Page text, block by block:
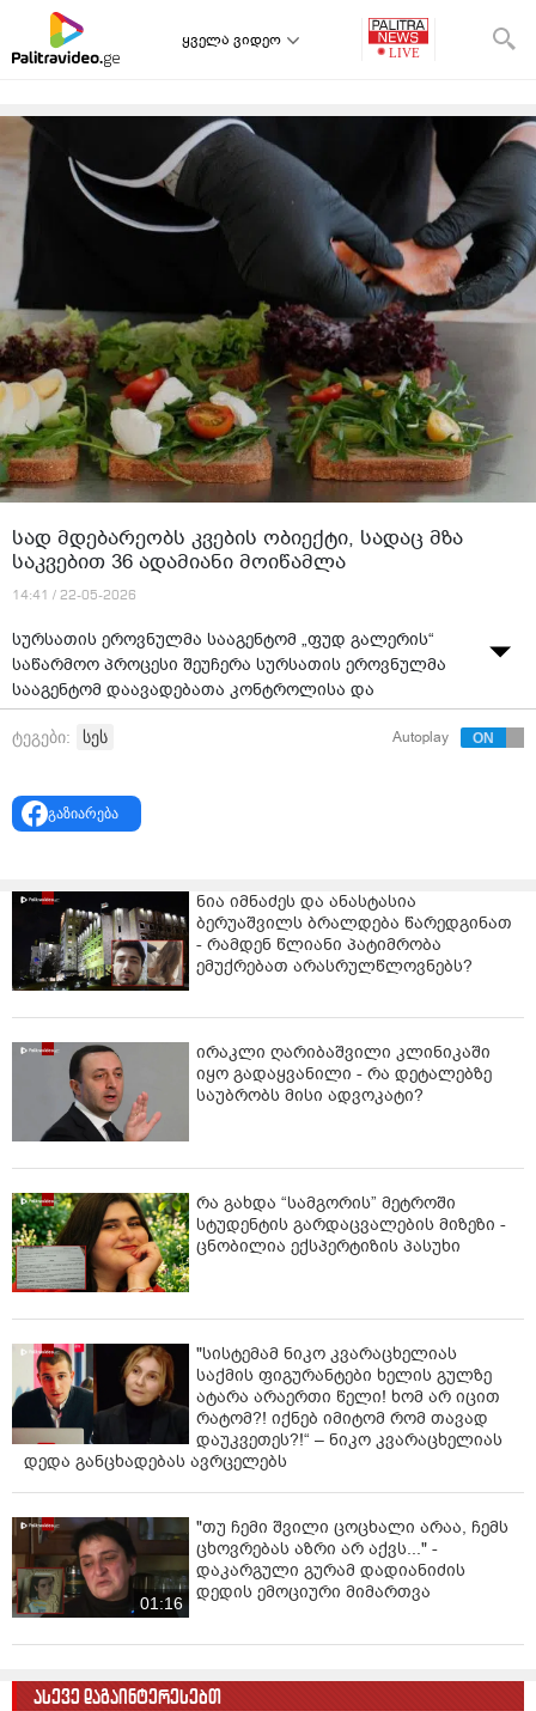
ყველა ვიდეო
სად მდებარეობს კვების ობიექტი, სადაც მზა
საკვებით 36 ადამიანი მოიწამლა
14:41 / 22-05-2026
სურსათის ეროვნულმა სააგენტომ „ფუდ გალერის“
საწარმოო პროცესი შეუჩერა სურსათის ეროვნულმა
სააგენტომ დაავადებათა კონტროლისა და
საზოგადოებრივი ჯანმრთელობის ეროვნული
ცენტრიდან მიიღო შეტყობინება 36 ადამიანის
ინფორმაციის მიღებისთანავე, სააგენტომ დაიწყო
მოკვლევა - არაგეგმური სახელმწიფო კონტროლი
ქუთაისი, თავისუფლების 106, საიდანაც
მოქალაქეებმა მიწოდების
სერვისით შეიძინეს ე. წ. დიეტური კვების მენიუ,
კოქტეილი ქათმით და ტირამისუ). ინსპექტირებისას
გამოვლინდა კრიტიკული შეუსაბამობები, რის გამოც
ბიზნესოპერატორს
შეუჩერდა საწარმოო პროცესი და დაჯარიმდა
კანონმდებლობის შესაბამისად; გაიცა დამატებითი
მითითებები რეცხვა-დეზინფექციის,
აღჭურვილობებისა და პერსონალის
ლაბორატორიული კვლევის ჩატარების შესახებ.
მიკრობიოლოგიურ მაჩვენებლებზე გამოსაკვლევად
აღებულია შემდეგი სურსათის ნიმუშები: ბრინჯი
ქათმის ხორცით (ე.წ. უზბეკური ფლოვი), კვერცხი
(ომლეტი) სოკოთი, ბოსტნეულის სალათის კოქტეილი
ქათმის ხორცით, ტირამისუ და ქათმის ხორცი.
ლაბორატორიული კვლევის შედეგებს სურსათის
ეროვნული სააგენტო
მიღებისთანავე გაასაჯაროებს.
ტეგები: სეს Autoplay
გაზიარება
ნია იმნაძეს და ანასტასია
ბერუაშვილს ბრალდება წარედგინათ
- რამდენ წლიანი პატიმრობა
ემუქრებათ არასრულწლოვნებს?
ირაკლი ღარიბაშვილი კლინიკაში
იყო გადაყვანილი - რა დეტალებზე
საუბრობს მისი ადვოკატი?
რა გახდა “სამგორის” მეტროში
სტუდენტის გარდაცვალების მიზეზი -
ცნობილია ექსპერტიზის პასუხი
"სისტემამ ნიკო კვარაცხელიას
საქმის ფიგურანტები ხელის გულზე
ატარა არაერთი წელი! ხომ არ იცით
რატომ?! იქნებ იმიტომ რომ თავად
დაუკვეთეს?!“ – ნიკო კვარაცხელიას
დედა განცხადებას ავრცელებს
01:16
"თუ ჩემი შვილი ცოცხალი არაა, ჩემს
ცხოვრებას აზრი არ აქვს..." -
დაკარგული გურამ დადიანიძის
დედის ემოციური მიმართვა
ასევე დაგაინტერესებთ